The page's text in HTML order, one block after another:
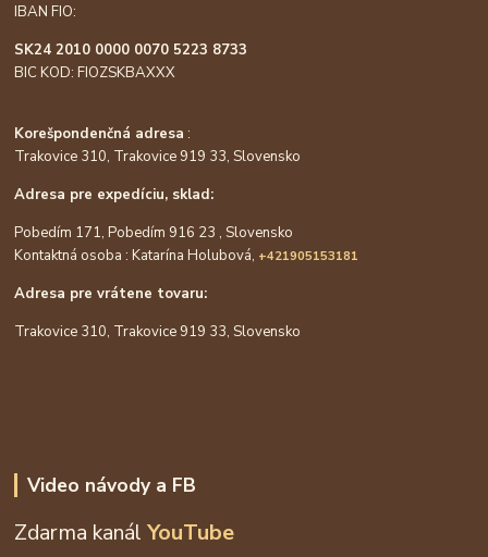
IBAN FIO:
SK24 2010 0000 0070 5223 8733
BIC KOD: FIOZSKBAXXX
Korešpondenčná adresa :
Trakovice 310, Trakovice 919 33, Slovensko
Adresa pre expedíciu, sklad:
Pobedím 171, Pobedím 916 23 , Slovensko
Kontaktná osoba : Katarína Holubová, +421905153181
Adresa pre vrátene tovaru:
Trakovice 310, Trakovice 919 33, Slovensko
Video návody a FB
Zdarma kanálYouTube